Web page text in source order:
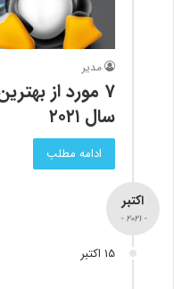
مدیر
7 مورد از
سال ۲۰۲۱
ادامه مطلب
اکتبر
- 2021 -
15 اکتبر